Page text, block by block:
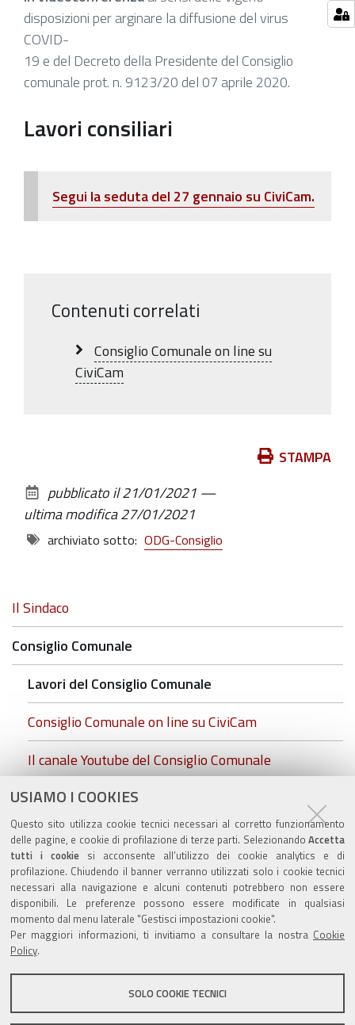
USIAMO I COOKIES
Questo sito utilizza cookie tecnici necessari al corretto funzionamento
delle pagine, e cookie di profilazione di terze parti. Selezionando Accetta
tutti i cookiesi acconsente all’utilizzo dei cookie analytics e di
profilazione. Chiudendo il banner verranno utilizzati solo i cookie tecnici
necessari alla navigazione e alcuni contenuti potrebbero non essere
disponibili. Le preferenze possono essere modificate in qualsiasi
momento dal menu laterale "Gestisci impostazioni cookie".
Per maggiori informazioni, ti invitiamo a consultare la nostra Cookie
Policy.
SOLO COOKIE TECNICI
disposizioni per arginare la diffusione del virus
COVID-
19 e del Decreto della Presidente del Consiglio
comunale prot. n. 9123/20 del 07 aprile 2020.
Lavori consiliari
Segui la seduta del 27 gennaio su CiviCam.
Contenuti correlati
Consiglio Comunale on line su
CiviCam
documento
STAMPA
pubblicato il21/01/2021 —
ultima modifica27/01/2021
archiviato sotto: ODG-Consiglio
Navigazione
Il Sindaco
Consiglio Comunale
Lavori del Consiglio Comunale
Consiglio Comunale on line su CiviCam
Il canale Youtube del Consiglio Comunale
cc.foto insediamento.rgb.jpg
Commissioni Consiliari
Valuta questo sito